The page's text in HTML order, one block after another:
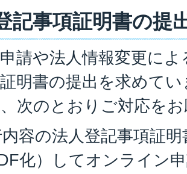
記事項証明書の提
請や法人情報変更に
明書の提出を求めて
次のとおりご対応を
容の法人登記事項証
化）してオンライン